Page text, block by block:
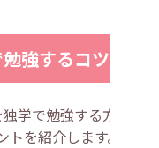
強するコツ
学で勉強する方に向
を紹介します。保